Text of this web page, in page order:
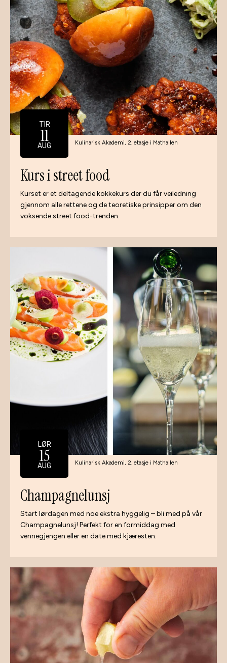
TIR
11
AUG Kulinarisk Akademi, 2. etasje i Mathallen
Kurs i street food
Kurset er et deltagende kokkekurs der du får veiledning
gjennom alle rettene og de teoretiske prinsipper om den
voksende street food-trenden.
LØR
15
AUG Kulinarisk Akademi, 2. etasje i Mathallen
Champagnelunsj
Start lørdagen med noe ekstra hyggelig – bli med på vår
Champagnelunsj! Perfekt for en formiddag med
vennegjengen eller en date med kjæresten.